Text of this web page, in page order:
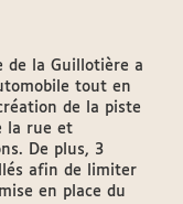
de la Guillotière a
tout en
de la piste
la rue et
De plus, 3
afin de limiter
en place du